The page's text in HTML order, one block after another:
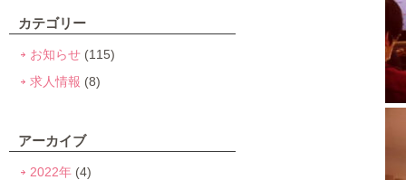
カテゴリー
お知らせ (115)
求人情報 (8)
アーカイブ
2022年 (4)